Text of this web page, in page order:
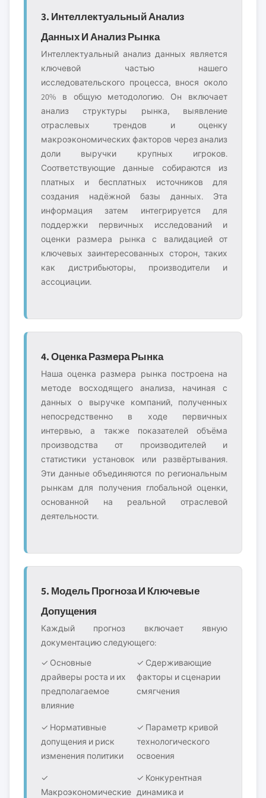
3. Интеллектуальный Анализ
Данных И Анализ Рынка
Интеллектуальный анализ данных является
ключевой частью нашего
исследовательского процесса, внося около
20% в общую методологию. Он включает
анализ структуры рынка, выявление
отраслевых трендов и оценку
макроэкономических факторов через анализ
доли выручки крупных игроков.
Соответствующие данные собираются из
платных и бесплатных источников для
создания надёжной базы данных. Эта
информация затем интегрируется для
поддержки первичных исследований и
оценки размера рынка с валидацией от
ключевых заинтересованных сторон, таких
как дистрибьюторы, производители и
ассоциации.
4. Оценка Размера Рынка
Наша оценка размера рынка построена на
методе восходящего анализа, начиная с
данных о выручке компаний, полученных
непосредственно в ходе первичных
интервью, а также показателей объёма
производства от производителей и
статистики установок или развёртывания.
Эти данные объединяются по региональным
рынкам для получения глобальной оценки,
основанной на реальной отраслевой
деятельности.
5. Модель Прогноза И Ключевые
Допущения
Каждый прогноз включает явную
документацию следующего:
✓ Основные
драйверы роста и их
предполагаемое
влияние
✓ Сдерживающие
факторы и сценарии
смягчения
✓ Нормативные
допущения и риск
изменения политики
✓ Параметр кривой
технологического
освоения
✓
Макроэкономические
✓ Конкурентная
динамика и